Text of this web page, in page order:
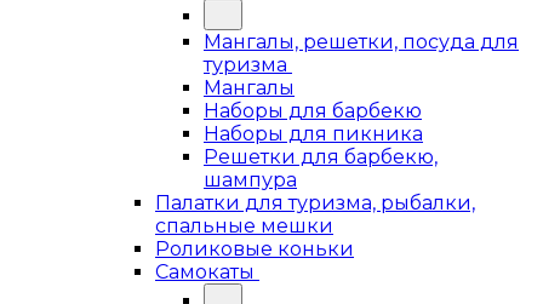
Мангалы, решетки, посуда для
туризма
Мангалы
Наборы для барбекю
Наборы для пикника
Решетки для барбекю,
шампура
Палатки для туризма, рыбалки,
спальные мешки
Роликовые коньки
Самокаты